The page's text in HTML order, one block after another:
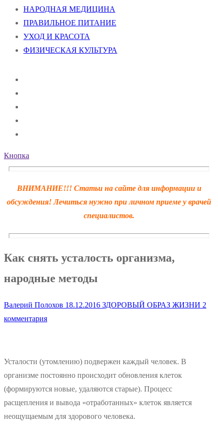
НАРОДНАЯ МЕДИЦИНА
ПРАВИЛЬНОЕ ПИТАНИЕ
УХОД И КРАСОТА
ФИЗИЧЕСКАЯ КУЛЬТУРА
Кнопка
ВНИМАНИЕ!!! Статьи на сайте для информации и
обсуждения! Лечиться нужно при личном приеме у врачей
специалистов.
Как снять усталость организма,
народные методы
Валерий Полохов 18.12.2016 ЗДОРОВЫЙ ОБРАЗ ЖИЗНИ 2
комментария
Усталости (утомлению) подвержен каждый человек. В
организме постоянно происходит обновления клеток
(формируются новые, удаляются старые). Процесс
расщепления и вывода «отработанных» клеток является
неощущаемым для здорового человека.